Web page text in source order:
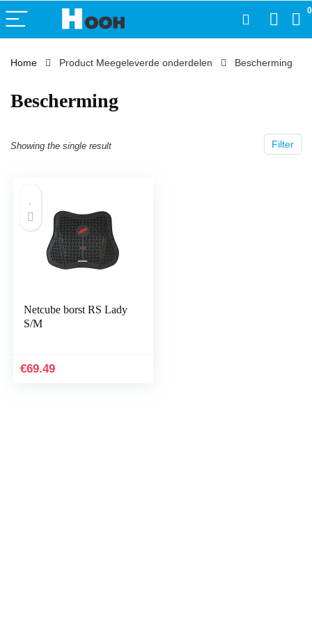
0
Home Product Meegeleverde onderdelen ‎Bescherming
‎Bescherming
Filter
Showing the single result
Netcube borst RS Lady
S/M
€69.49